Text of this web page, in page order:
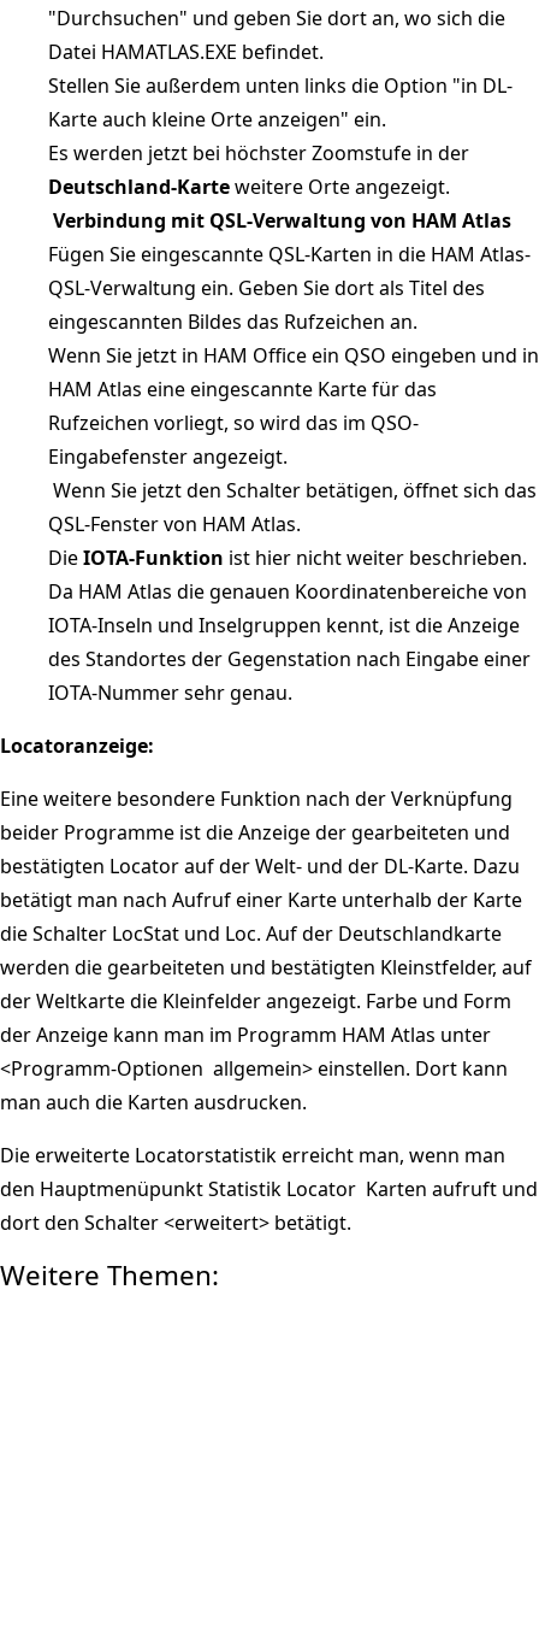
"Durchsuchen" und geben Sie dort an, wo sich die
Datei HAMATLAS.EXE befindet.
Stellen Sie außerdem unten links die Option "in DL-
Karte auch kleine Orte anzeigen" ein.
Es werden jetzt bei höchster Zoomstufe in der
Deutschland-Karteweitere Orte angezeigt.
Verbindung mit QSL-Verwaltung von HAM Atlas
Fügen Sie eingescannte QSL-Karten in die HAM Atlas-
QSL-Verwaltung ein. Geben Sie dort als Titel des
eingescannten Bildes das Rufzeichen an.
Wenn Sie jetzt in HAM Office ein QSO eingeben und in
HAM Atlas eine eingescannte Karte für das
Rufzeichen vorliegt, so wird das im QSO-
Eingabefenster angezeigt.
Wenn Sie jetzt den Schalter betätigen, öffnet sich das
QSL-Fenster von HAM Atlas.
DieIOTA-Funktion ist hier nicht weiter beschrieben.
Da HAM Atlas die genauen Koordinatenbereiche von
IOTA-Inseln und Inselgruppen kennt, ist die Anzeige
des Standortes der Gegenstation nach Eingabe einer
IOTA-Nummer sehr genau.
Locatoranzeige:
Eine weitere besondere Funktion nach der Verknüpfung
beider Programme ist die Anzeige der gearbeiteten und
bestätigten Locator auf der Welt- und der DL-Karte. Dazu
betätigt man nach Aufruf einer Karte unterhalb der Karte
die Schalter LocStat und Loc. Auf der Deutschlandkarte
werden die gearbeiteten und bestätigten Kleinstfelder, auf
der Weltkarte die Kleinfelder angezeigt. Farbe und Form
der Anzeige kann man im Programm HAM Atlas unter
<Programm-Optionen  allgemein> einstellen. Dort kann
man auch die Karten ausdrucken.
Die erweiterte Locatorstatistik erreicht man, wenn man
den Hauptmenüpunkt Statistik Locator  Karten aufruft und
dort den Schalter <erweitert> betätigt.
Weitere Themen: